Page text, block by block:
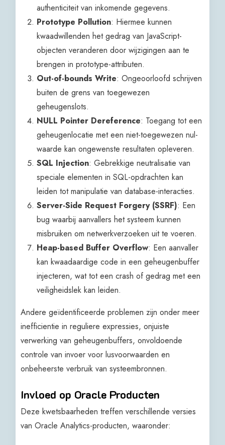
authenticiteit van inkomende gegevens.
Prototype Pollution: Hiermee kunnen
kwaadwillenden het gedrag van JavaScript-
objecten veranderen door wijzigingen aan te
brengen in prototype-attributen.
Out-of-bounds Write: Ongeoorloofd schrijven
buiten de grens van toegewezen
geheugenslots.
NULL Pointer Dereference: Toegang tot een
geheugenlocatie met een niet-toegewezen nul-
waarde kan ongewenste resultaten opleveren.
SQL Injection: Gebrekkige neutralisatie van
speciale elementen in SQL-opdrachten kan
leiden tot manipulatie van database-interacties.
Server-Side Request Forgery (SSRF): Een
bug waarbij aanvallers het systeem kunnen
misbruiken om netwerkverzoeken uit te voeren.
Heap-based Buffer Overflow: Een aanvaller
kan kwaadaardige code in een geheugenbuffer
injecteren, wat tot een crash of gedrag met een
veiligheidslek kan leiden.
Andere geïdentificeerde problemen zijn onder meer
inefficientie in reguliere expressies, onjuiste
verwerking van geheugenbuffers, onvoldoende
controle van invoer voor lusvoorwaarden en
onbeheerste verbruik van systeembronnen.
Invloed op Oracle Producten
Deze kwetsbaarheden treffen verschillende versies
van Oracle Analytics-producten, waaronder: